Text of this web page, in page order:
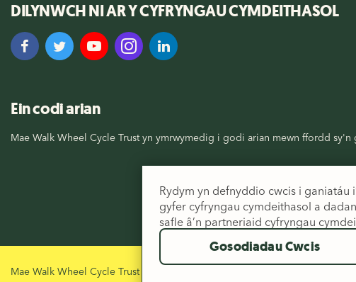
DILYNWCH NI AR Y CYFRYNGAU CYMDEITHASOL
Ein codi arian
Mae Walk Wheel Cycle Trust yn ymrwymedig i godi arian mewn ffordd
Mae Walk Wheel Cycle Trust yn elusen gofrestredig yng Nghymru a
Rydym yn defnyddio cwcis i
gyfer cyfryngau cymdeithasol a
safle â’n partneriaid cyfryngau
Gosodiadau Cwcis